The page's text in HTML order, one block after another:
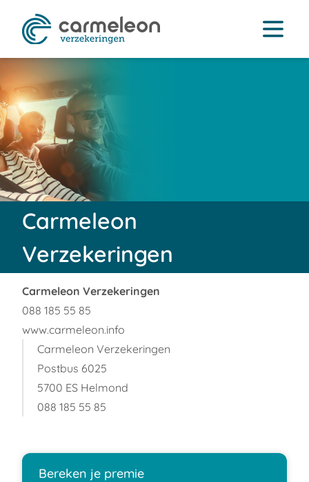
Carmeleon
Verzekeringen
Carmeleon Verzekeringen
088 185 55 85
www.carmeleon.info
Carmeleon Verzekeringen
Postbus 6025
5700 ES Helmond
088 185 55 85
Bereken je premie